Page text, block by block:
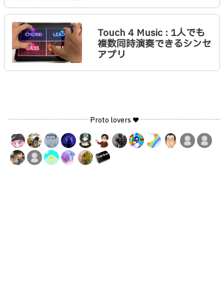
Touch 4 Music : 1人でも
複数同時演奏できるシンセ
アプリ
Proto lovers ♥